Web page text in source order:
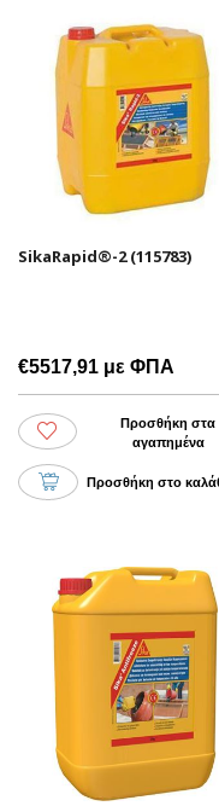
SikaRapid®-2 (115783)
€5517,91 με ΦΠΑ
Προσθήκη στα
αγαπημένα
Προσθήκη στο